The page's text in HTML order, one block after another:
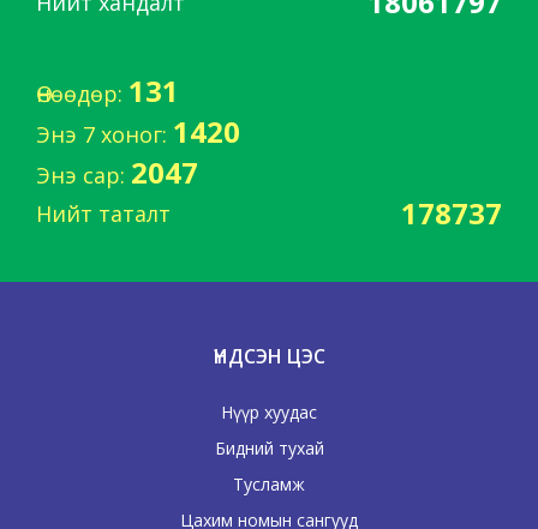
Өнөөдөр: 131
Энэ 7 хоног: 1420
Энэ сар: 2047
Нийт таталт 178737
ҮНДСЭН ЦЭС
Нүүр хуудас
Бидний тухай
Тусламж
Цахим номын сангууд